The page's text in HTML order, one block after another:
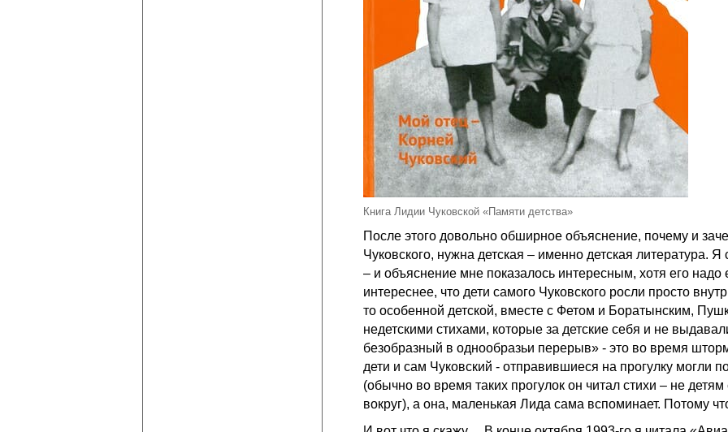
Книга Лидии Чуковской «Памяти детства»
После этого довольно обширное объяснение, почему и
Чуковского, нужна детская – именно детская литература.
– и объяснение мне показалось интересным, хотя его
интереснее, что дети самого Чуковского росли просто
то особенной детской, вместе с Фетом и Боратынским,
недетскими стихами, которые за детские себя и не
безобразный в однообразьи перерыв» - это во время
дети и сам Чуковский - отправившиеся на прогулку могли
(обычно во время таких прогулок он читал стихи – не
вокруг), а она, маленькая Лида сама вспоминает. Потому